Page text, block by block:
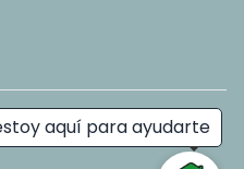
aquí para ayudarte
- Hecho con ❤️ por